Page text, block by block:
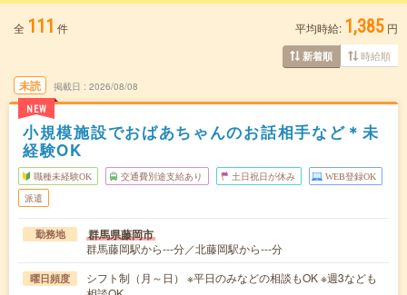
全 111 件 平均時給: 1,385 円
新着順 時給順
未読
NEW
掲載日 2026/08/08
小規模施設でおばあちゃんのお話相手など＊未
経験OK
職種未経験OK 交通費別途支給あり 土日祝日が休み WEB登録OK
派遣
勤務地 群馬県藤岡市
群馬藤岡駅から---分／北藤岡駅から---分
曜日頻度
シフト制（月～日） ※平日のみなどの相談もOK ※週3なども